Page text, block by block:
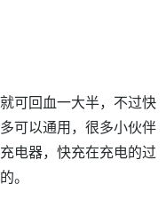
可回血一大半，不过快
可以通用，很多小伙伴
电器，快充在充电的过
。